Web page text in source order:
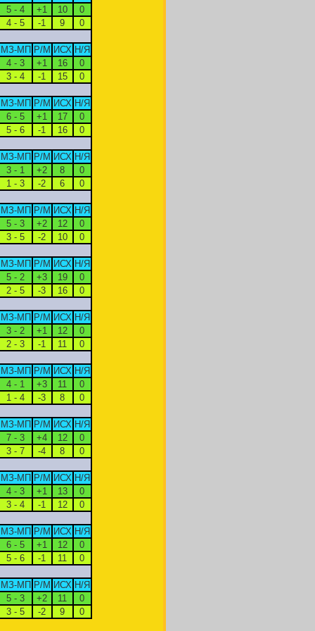
5 - 4
+1 10
0
4 - 5
-1 9 0
МЗ-МП Р/М ИСХ Н/Я
4 - 3
+1 16
0
3 - 4
-1 15 0
МЗ-МП Р/М ИСХ Н/Я
6 - 5
+1 17
0
5 - 6
-1 16 0
МЗ-МП Р/М ИСХ Н/Я
3 - 1
+2 8
0
1 - 3
-2 6 0
МЗ-МП Р/М ИСХ Н/Я
5 - 3
+2 12
0
3 - 5
-2 10 0
МЗ-МП Р/М ИСХ Н/Я
5 - 2
+3 19
0
2 - 5
-3 16 0
МЗ-МП Р/М ИСХ Н/Я
3 - 2
+1 12
0
2 - 3
-1 11 0
МЗ-МП Р/М ИСХ Н/Я
4 - 1
+3 11
0
1 - 4
-3 8 0
МЗ-МП Р/М ИСХ Н/Я
7 - 3
+4 12
0
3 - 7
-4 8 0
МЗ-МП Р/М ИСХ Н/Я
4 - 3
+1 13
0
3 - 4
-1 12 0
МЗ-МП Р/М ИСХ Н/Я
6 - 5
+1 12
0
5 - 6
-1 11 0
МЗ-МП Р/М ИСХ Н/Я
5 - 3
+2 11
0
3 - 5
-2 9 0